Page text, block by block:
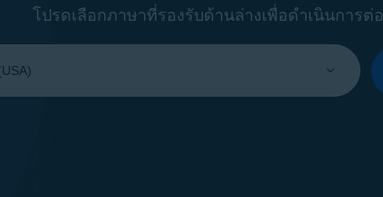
โปรดเลือกภาษาที่รองรับด้านล่างเพื่อดำเนินการต่อ